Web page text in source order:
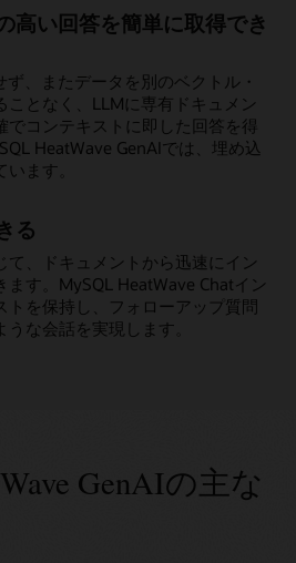
高い回答を簡単に取得でき
、またデータを別のベクトル・
ことなく、LLMに専有ドキュメン
でコンテキストに即した回答を得
HeatWave GenAIでは、埋め込
ます。
る
て、ドキュメントから迅速にイン
ます。MySQL HeatWave Chatイン
トを保持し、フォローアップ質問
な会話を実現します。
GenAIの主な